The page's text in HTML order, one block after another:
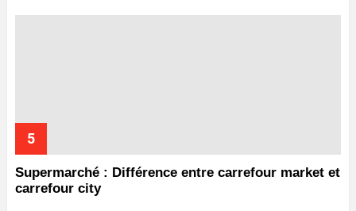
Supermarché : Différence entre carrefour market et
carrefour city